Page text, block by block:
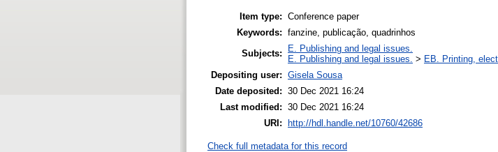
Item type: Conference paper
Keywords: fanzine, publicação, quadrinhos
Subjects:
E. Publishing and legal issues.
E. Publishing and legal issues. > EB. Printing,
Depositing user: Gisela Sousa
Date deposited: 30 Dec 2021 16:24
Last modified: 30 Dec 2021 16:24
URI:
http://hdl.handle.net/10760/42686
Check full metadata for this record